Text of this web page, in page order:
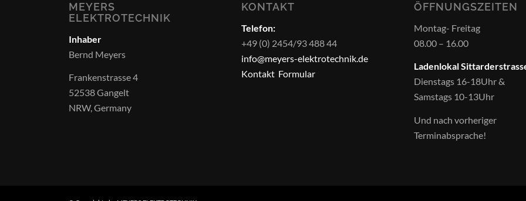
MEYERS
ELEKTROTECHNIK
Inhaber
Bernd Meyers
Frankenstrasse 4
52538 Gangelt
NRW, Germany
KONTAKT
Telefon:
+49 (0) 2454/93 488 44
info@meyers-elektrotechnik.de
Kontakt Formular
ÖFFNUNGSZEITEN
Montag- Freitag
08.00 – 16.00
Ladenlokal
Dienstags 16-18Uhr &
Samstags 10-13Uhr
Und nach vorheriger
Terminabsprache!